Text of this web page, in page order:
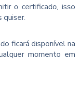
o certificado, isso
quiser.
ficará disponível na
momento em